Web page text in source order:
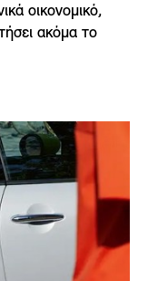
οικονομικό,
ακόμα το